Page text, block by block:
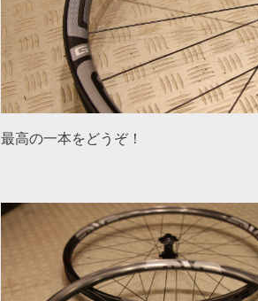
最高の一本をどうぞ！